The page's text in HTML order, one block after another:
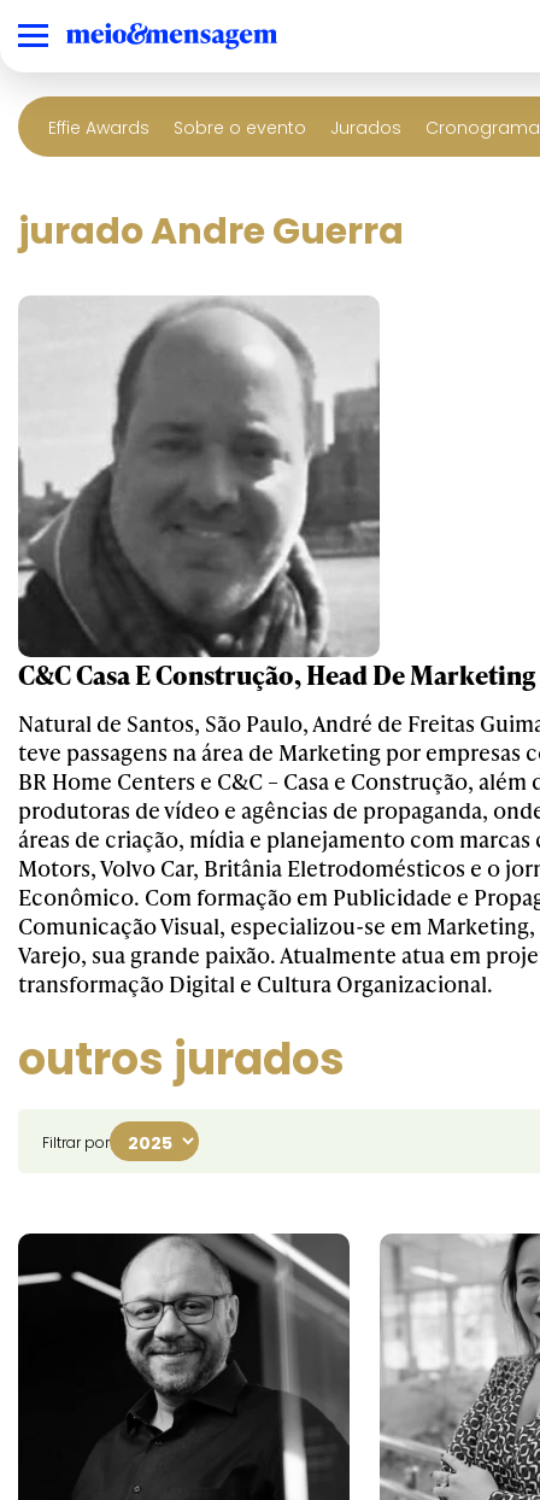
Effie Awards Sobre o evento Jurados
jurado Andre Guerra
C&C Casa E Construção, Head De Marketing
Natural de Santos, São Paulo, André de Freitas
teve passagens na área de Marketing por empresas
BR Home Centers e C&C – Casa e Construção, além
produtoras de vídeo e agências de propaganda,
áreas de criação, mídia e planejamento com
Motors, Volvo Car, Britânia Eletrodomésticos e o
Econômico. Com formação em Publicidade e
Comunicação Visual, especializou-se em
Varejo, sua grande paixão. Atualmente atua em
transformação Digital e Cultura Organizacional.
outros jurados
Filtrar por